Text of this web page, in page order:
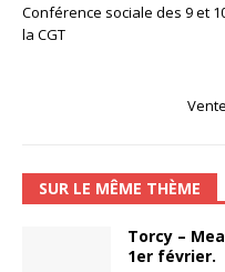
Conférence sociale des 9 et
la CGT
SUR LE MÊME THÈME
Torcy –
1er février.